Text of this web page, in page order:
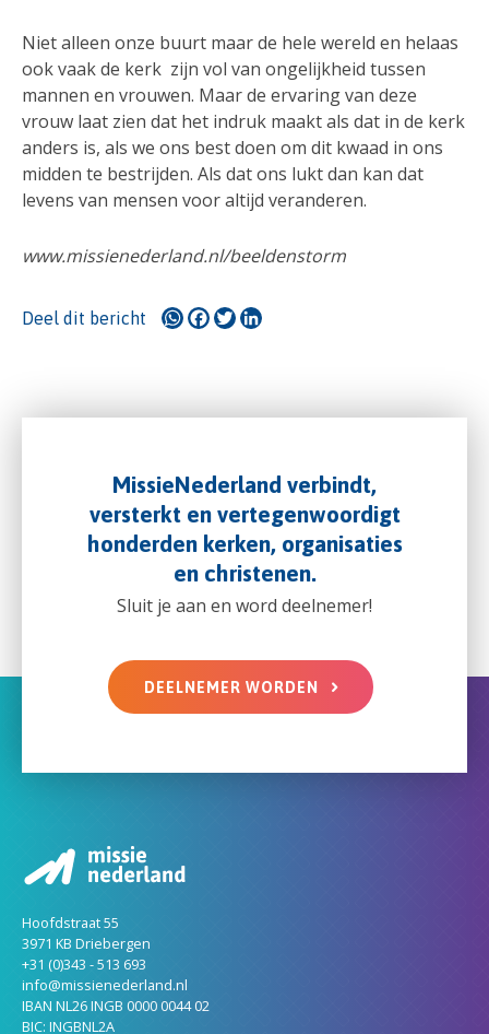
Niet alleen onze buurt maar de hele wereld en helaas
ook vaak de kerk zijn vol van ongelijkheid tussen
mannen en vrouwen. Maar de ervaring van deze
vrouw laat zien dat het indruk maakt als dat in de kerk
anders is, als we ons best doen om dit kwaad in ons
midden te bestrijden. Als dat ons lukt dan kan dat
levens van mensen voor altijd veranderen.
www.missienederland.nl/beeldenstorm
Deel dit bericht WhatsApp
Facebook
Twitter
MissieNederland verbindt,
versterkt en vertegenwoordigt
honderden kerken, organisaties
en christenen.
Sluit je aan en word deelnemer!
DEELNEMER WORDEN
Hoofdstraat 55
3971 KB Driebergen
+31 (0)343 - 513 693
info@missienederland.nl
IBAN NL26 INGB 0000 0044 02
BIC: INGBNL2A